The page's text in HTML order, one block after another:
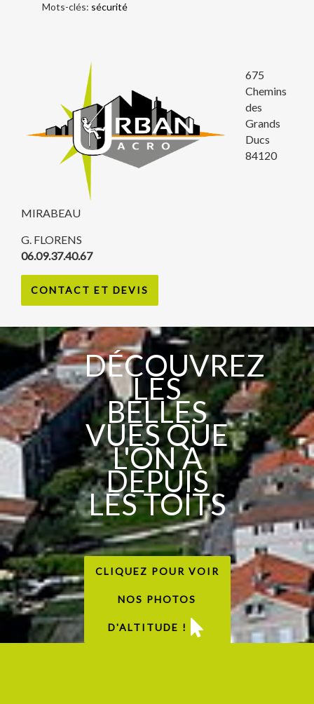
Mots-clés: sécurité
675
Chemins
des
Grands
Ducs
84120
MIRABEAU
G. FLORENS
06.09.37.40.67
CONTACT ET DEVIS
DÉCOUVREZ
LES
BELLES
VUES QUE
L'ON A
DEPUIS
LES TOITS
CLIQUEZ POUR VOIR
NOS PHOTOS
D'ALTITUDE !